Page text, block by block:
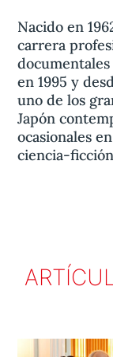
Nacido en
carrera
en 1995 y
uno de los
Japón
ocasionales
ciencia-